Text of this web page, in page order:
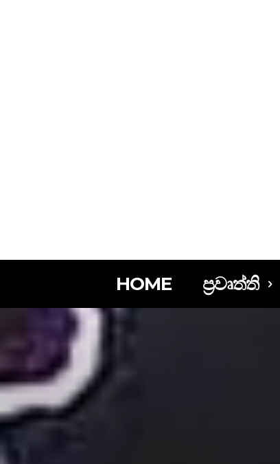
HOME ප්‍රවෘත්ති